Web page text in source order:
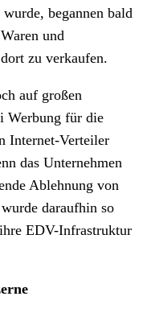
begannen bald
und
zu verkaufen.
auf großen
Werbung für die
Internet-Verteiler
das Unternehmen
Ablehnung von
daraufhin so
EDV-Infrastruktur